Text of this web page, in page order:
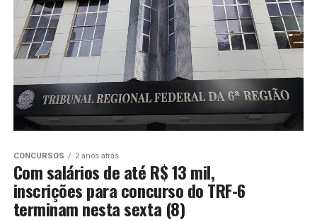
CONCURSOS 2 anos atrás
Com salários de até R$ 13 mil,
inscrições para concurso do TRF-6
terminam nesta sexta (8)